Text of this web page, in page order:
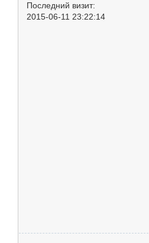
Последний визит:
2015-06-11 23:22:14